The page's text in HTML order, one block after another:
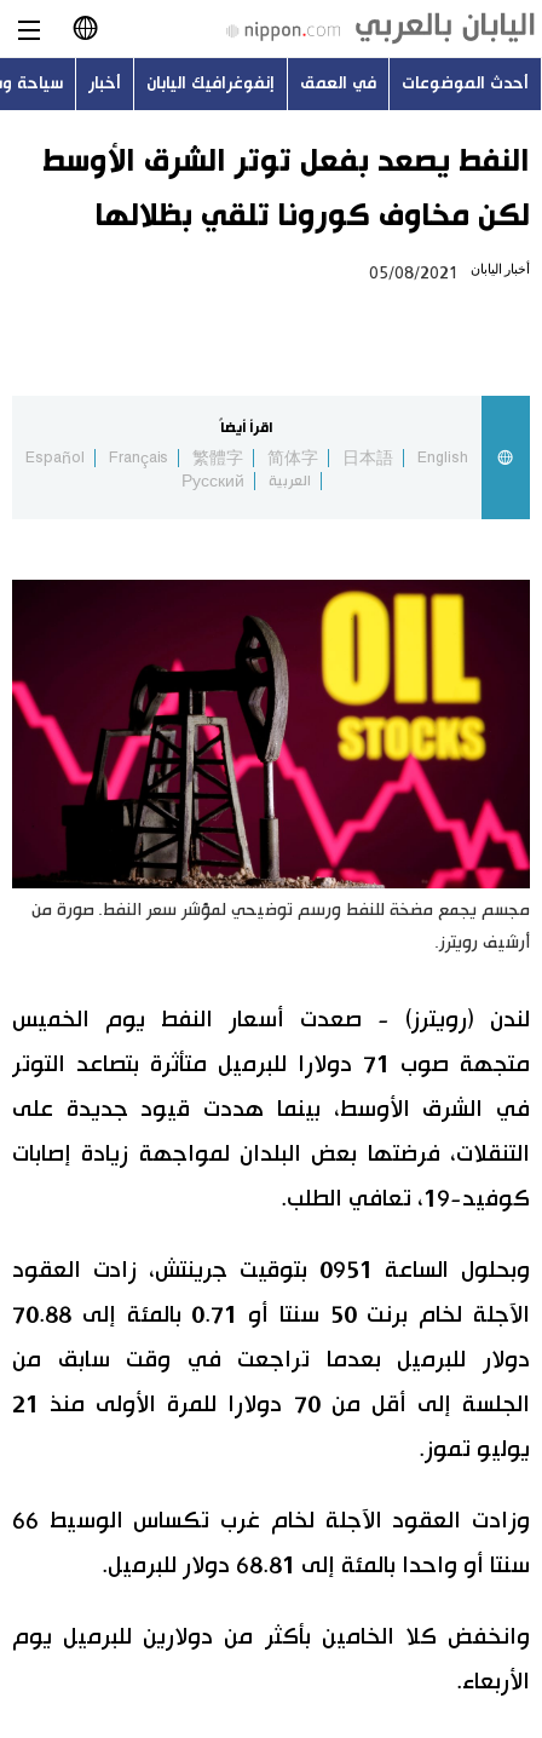
日本語
English
简体字
Русский
أحدث الموضوعات
اليابان في فيديو
علوم وتكنولوجيا
صور
أشخاص
سياسة
مجتمع
ثقافة
طوكيو
الأكثر تفاعلا
اللغة اليابانية
هو وهي
أحدث الموضوعات في العمق إنفوغرافيك اليابان أخبار سياحة
النفط يصعد بفعل توتر الشرق الأوسط
لكن مخاوف كورونا تلقي بظلالها
أخبار اليابان 05/08/2021
اقرأ أيضاً
English
日本語
简体字
繁體字
Français
Español
العربية
Русский
مجسم يجمع مضخة للنفط ورسم توضيحي لمؤشر سعر النفط. صورة من
أرشيف رويترز.
لندن (رويترز) - صعدت أسعار النفط يوم الخميس
متجهة صوب 71 دولارا للبرميل متأثرة بتصاعد التوتر
في الشرق الأوسط، بينما هددت قيود جديدة على
التنقلات، فرضتها بعض البلدان لمواجهة زيادة إصابات
كوفيد-19، تعافي الطلب.
وبحلول الساعة 0951 بتوقيت جرينتش، زادت العقود
الآجلة لخام برنت 50 سنتا أو 0.71 بالمئة إلى 70.88
دولار للبرميل بعدما تراجعت في وقت سابق من
الجلسة إلى أقل من 70 دولارا للمرة الأولى منذ 21
يوليو تموز.
وزادت العقود الآجلة لخام غرب تكساس الوسيط 66
سنتا أو واحدا بالمئة إلى 68.81 دولار للبرميل.
وانخفض كلا الخامين بأكثر من دولارين للبرميل يوم
الأربعاء.